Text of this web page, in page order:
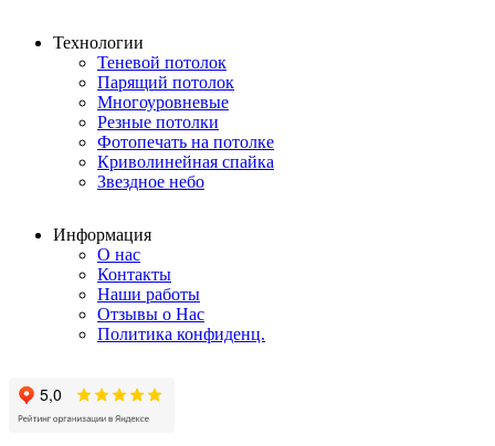
Технологии
Теневой потолок
Парящий потолок
Многоуровневые
Резные потолки
Фотопечать на потолке
Криволинейная спайка
Звездное небо
Информация
О нас
Контакты
Наши работы
Отзывы о Нас
Политика конфиденц.